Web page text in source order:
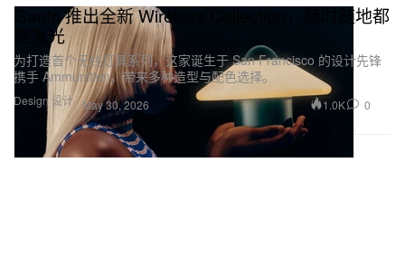
Design 设计
Gantri 推出全新 Wireless Collection，随时随地都
能发光
为打造首个无线灯具系列，这家诞生于 San Francisco 的设计先锋
携手 Ammunition，带来多种造型与配色选择。
May 30, 2026 1.0K 0